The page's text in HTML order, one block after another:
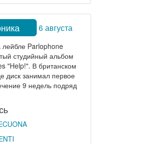
6 августа
Parlophone
студийный альбом
"Help!". В британском
диск занимал первое
9 недель подряд